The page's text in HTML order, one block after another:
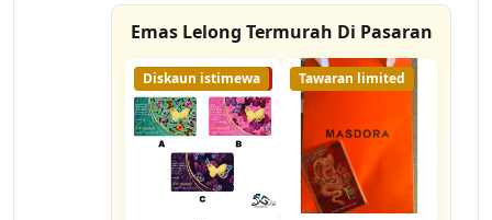
Emas Lelong Termurah Di Pasaran
31% LELONG
Diskaun istimewa Tawaran limited